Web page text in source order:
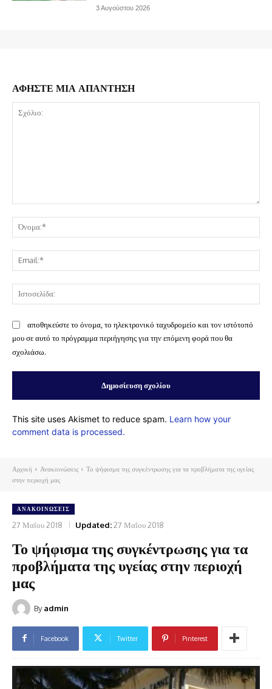
3 Αυγούστου 2026
ΑΦΗΣΤΕ ΜΙΑ ΑΠΑΝΤΗΣΗ
αποθηκεύστε το όνομα, το ηλεκτρονικό ταχυδρομείο και τον ιστότοπό
μου σε αυτό το πρόγραμμα περιήγησης για την επόμενη φορά που θα
σχολιάσω.
This site uses Akismet to reduce spam. Learn how your
comment data is processed.